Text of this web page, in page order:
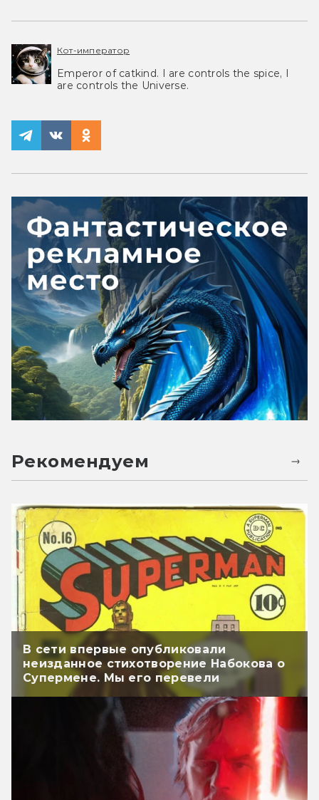
Кот-император
Emperor of catkind. I are controls the spice, I
are controls the Universe.
Рекомендуем
В сети впервые опубликовали
неизданное стихотворение Набокова о
Супермене. Мы его перевели